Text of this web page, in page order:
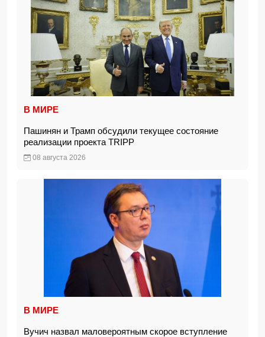
В МИРЕ
Пашинян и Трамп обсудили текущее состояние
реализации проекта TRIPP
08 августа 2026
В МИРЕ
Вучич назвал маловероятным скорое вступление